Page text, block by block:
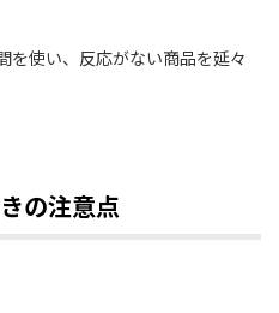
を使い、反応がない商品を延々
の注意点